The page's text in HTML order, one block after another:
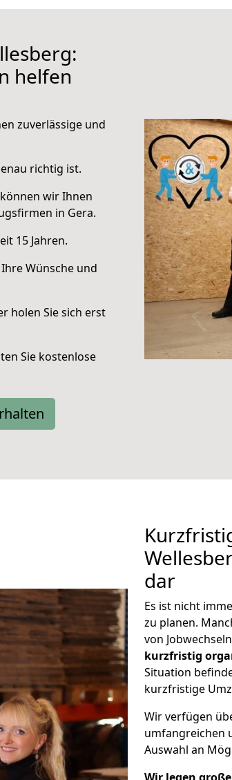
helfen
zuverlässige und
richtig ist.
wir Ihnen
in Gera.
15 Jahren.
Wünsche und
holen Sie sich erst
Sie kostenlose
dar
Es ist nicht
zu planen.
von
kurzfristig
Situation
kurzfristige
Wir verfügen
umfangreichen
Auswahl an